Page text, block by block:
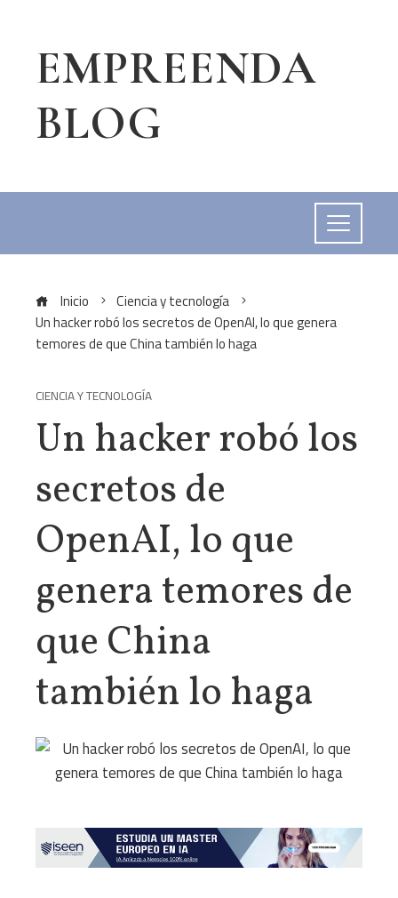
EMPREENDA
BLOG
Inicio
Ciencia y tecnología
Un hacker robó los secretos de OpenAI, lo que genera
temores de que China también lo haga
CIENCIA Y TECNOLOGÍA
Un hacker robó los
secretos de
OpenAI, lo que
genera temores de
que China
también lo haga